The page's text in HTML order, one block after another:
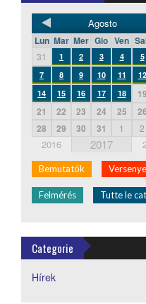
Agosto
Lun Mar Mer Gio Ven
31 1 2 3 4 5
7
8 9 10 11 12
14
15 16 17 18 19
21
22 23 24 25 26
28
29 30 31 1 2
2016 2017
Bemutatók
Felmérés Tutte le
Categorie
Hírek